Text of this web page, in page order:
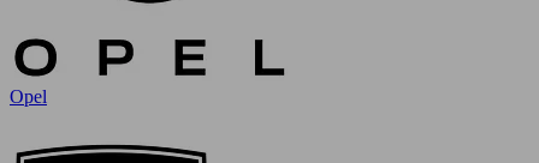
Opel